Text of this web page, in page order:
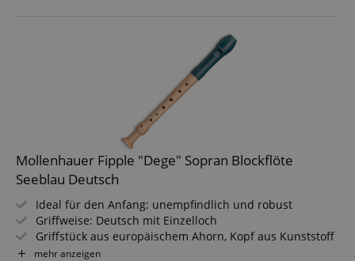
Mollenhauer Fipple "Dege" Sopran Blockflöte
Seeblau Deutsch
Ideal für den Anfang: unempfindlich und robust
Griffweise: Deutsch mit Einzelloch
Griffstück aus europäischem Ahorn, Kopf aus Kunststoff
Tonumfang: c2 - d4
mehr anzeigen